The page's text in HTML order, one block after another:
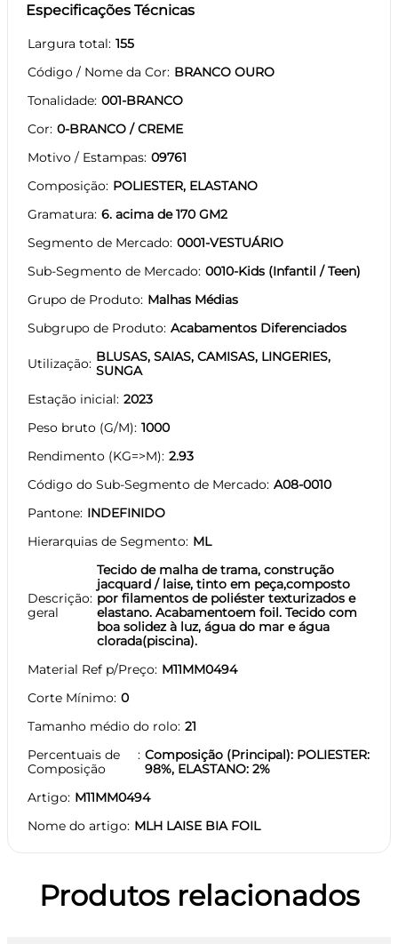
Especificações Técnicas
Largura total 155
Código / Nome da Cor BRANCO OURO
Tonalidade 001-BRANCO
Cor 0-BRANCO / CREME
Motivo / Estampas 09761
Composição POLIESTER, ELASTANO
Gramatura 6. acima de 170 GM2
Segmento de Mercado 0001-VESTUÁRIO
Sub-Segmento de Mercado 0010-Kids (Infantil / Teen)
Grupo de Produto Malhas Médias
Subgrupo de Produto Acabamentos Diferenciados
Utilização BLUSAS, SAIAS, CAMISAS, LINGERIES,
SUNGA
Estação inicial 2023
Peso bruto (G/M) 1000
Rendimento (KG=>M) 2.93
Código do Sub-Segmento de Mercado A08-0010
Pantone INDEFINIDO
Hierarquias de Segmento ML
Descrição
geral
Tecido de malha de trama, construção
jacquard / laise, tinto em peça,composto
por filamentos de poliéster texturizados e
elastano. Acabamentoem foil. Tecido com
boa solidez à luz, água do mar e água
clorada(piscina).
Material Ref p/Preço M11MM0494
Corte Mínimo 0
Tamanho médio do rolo 21
Percentuais de
Composição
Composição (Principal): POLIESTER:
98%, ELASTANO: 2%
Artigo M11MM0494
Nome do artigo MLH LAISE BIA FOIL
Produtos relacionados